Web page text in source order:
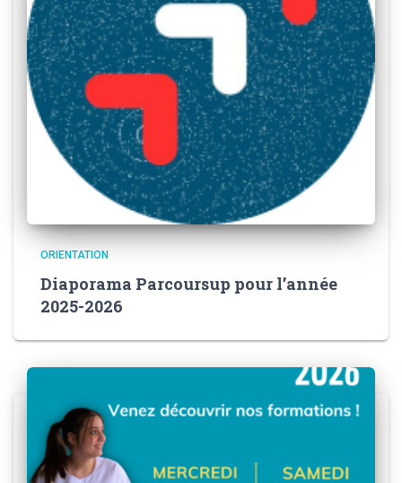
ORIENTATION
Diaporama Parcoursup pour l’année
2025-2026